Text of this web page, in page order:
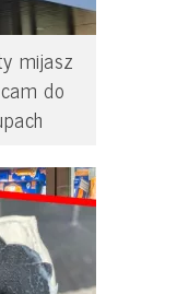
mijasz
do